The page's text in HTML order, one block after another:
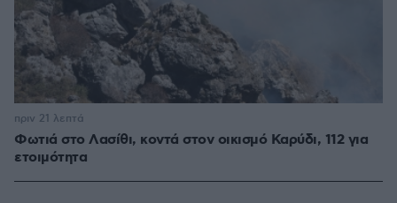
Φωτιά στο Λασίθι, κοντά στον οικισμό Καρύδι, 112 για
ετοιμότητα
πριν 21 λεπτά